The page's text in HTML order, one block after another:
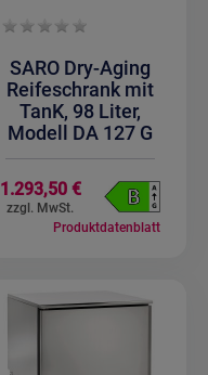
SARO Dry-Aging
Reifeschrank mit
TanK, 98 Liter,
Modell DA 127 G
1.293,50 €
Produktdatenblatt